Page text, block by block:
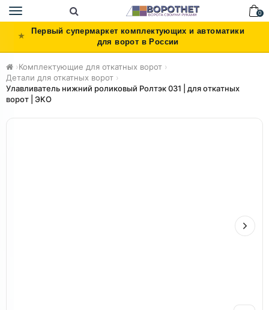
Toggle
navigation
0
Первый супермаркет комплектующих и автоматики
для ворот в России
›Комплектующие для откатных ворот ›
Детали для откатных ворот ›
Улавливатель нижний роликовый Ролтэк 031 | для откатных
ворот | ЭКО